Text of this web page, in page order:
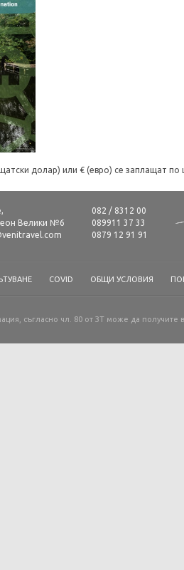
долар) или € (евро) се заплащат
Велики №6
082 / 8312 00
089911 37 33
0879 12 91 91
COVID ОБЩИ УСЛОВИЯ
съгласно чл. 80 от ЗТ може да получите